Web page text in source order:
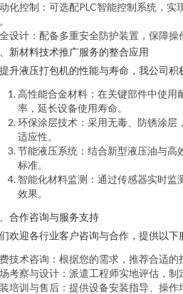
化控制：可选配PLC智能控制系统，实
设计：配备多重安全防护装置，保障操
新材料技术推广服务的整合应用
升液压打包机的性能与寿命，我公司积
高性能合金材料：在关键部件中使用
率，延长设备使用寿命。
环保涂层技术：采用无毒、防锈涂层
适应性。
节能液压系统：结合新型液压油与高
标准。
智能化材料监测：通过传感器实时
效果。
合作咨询与服务支持
欢迎各行业客户咨询与合作，提供以下
技术咨询：根据您的需求，推荐合适的
考察与设计：派遣工程师实地评估，制
培训与售后：提供设备安装指导、操作